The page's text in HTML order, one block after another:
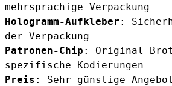
mehrsprachige Verpackung
Hologramm-Aufkleber :
der Verpackung
Patronen-Chip : Original
spezifische Kodierungen
Preis : Sehr günstige